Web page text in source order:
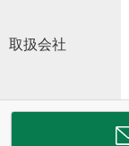
取扱会社